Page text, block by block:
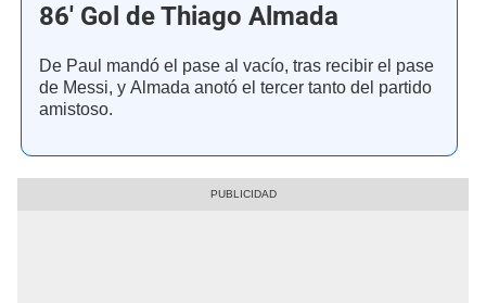
86' Gol de Thiago Almada
De Paul mandó el pase al vacío, tras recibir el pase
de Messi, y Almada anotó el tercer tanto del partido
amistoso.